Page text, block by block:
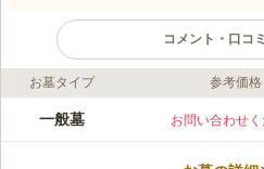
コメント・口コ
ライフドット編集部のコメント
住宅街の中にあり、近隣の方
お墓タイプ 参考価格
一般墓 お問い合わせ